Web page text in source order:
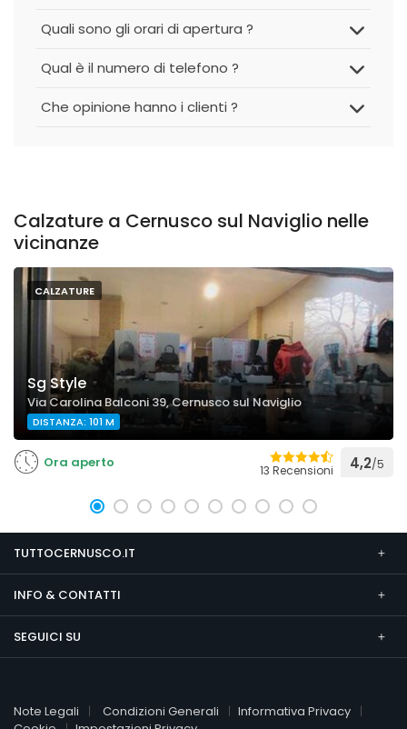
Quali sono gli orari di apertura ?
Qual è il numero di telefono ?
Che opinione hanno i clienti ?
Calzature a Cernusco sul Naviglio nelle
vicinanze
CALZATURE
Sg Style
Via Carolina Balconi 39, Cernusco sul Naviglio
DISTANZA: 101 M
Ora aperto 13 Recensioni 4,2/5
TUTTOCERNUSCO.IT
INFO & CONTATTI
SEGUICI SU
Note Legali Condizioni Generali
Informativa Privacy